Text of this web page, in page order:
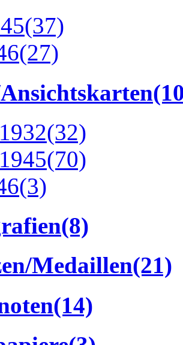
(37)
(27)
(32)
(70)
(3)
(8)
Medaillen(21)
(14)